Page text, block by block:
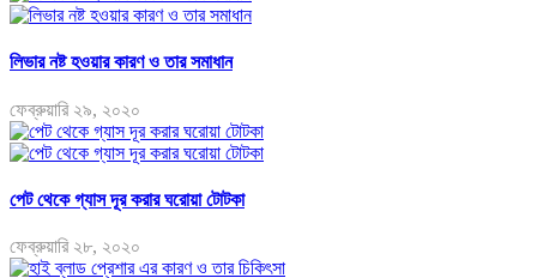
লিভার নষ্ট হওয়ার কারণ ও তার সমাধান
ফেব্রুয়ারি ২৯, ২০২০
পেট থেকে গ্যাস দূর করার ঘরোয়া টোটকা
ফেব্রুয়ারি ২৮, ২০২০